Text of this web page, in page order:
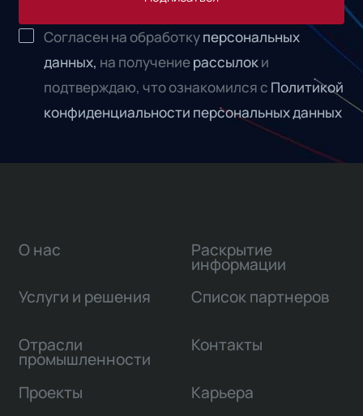
Согласен на обработкуперсональных
данных, на получениерассылоки
подтверждаю, что ознакомился с Политикой
конфиденциальности персональных данных
О нас
Услуги и решения
Отрасли
промышленности
Проекты
Раскрытие
информации
Список партнеров
Контакты
Карьера